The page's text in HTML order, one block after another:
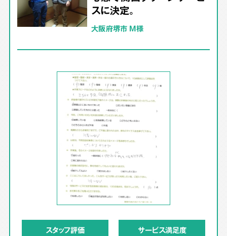
スに決定。
大阪府堺市 M様
スタッフ評価 サービス満足度